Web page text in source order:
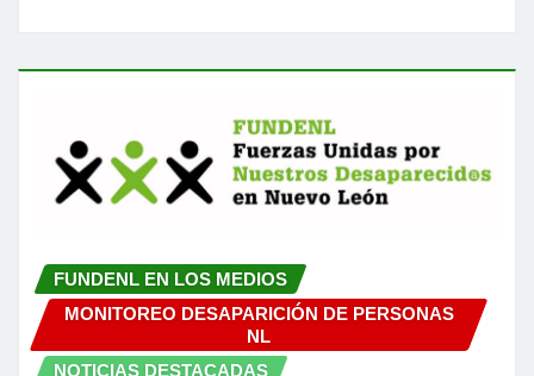
FUNDENL EN LOS MEDIOS
MONITOREO DESAPARICIÓN DE PERSONAS
NL
NOTICIAS DESTACADAS